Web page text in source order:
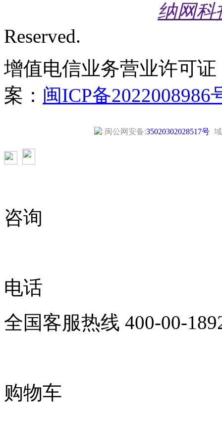
纳网
Reserved.
增值电信业务营业许可证
案： 闽ICP备2022008986
闽公网安备:35020302028517号
咨询
电话
全国客服热线 400-00-
购物车